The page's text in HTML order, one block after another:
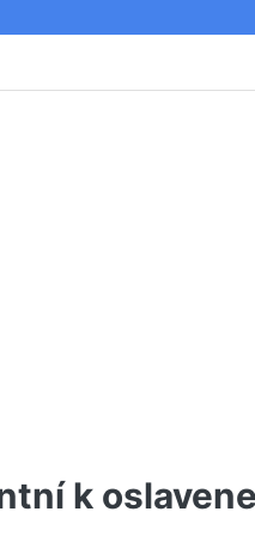
k